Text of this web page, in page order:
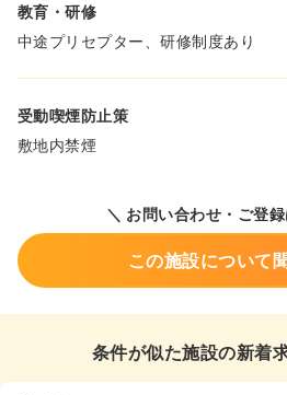
教育・研修
中途プリセプター、研修制度あり
受動喫煙防止策
敷地内禁煙
＼ お問い合わせ・ご登
この施設について
条件が似た施設の新着